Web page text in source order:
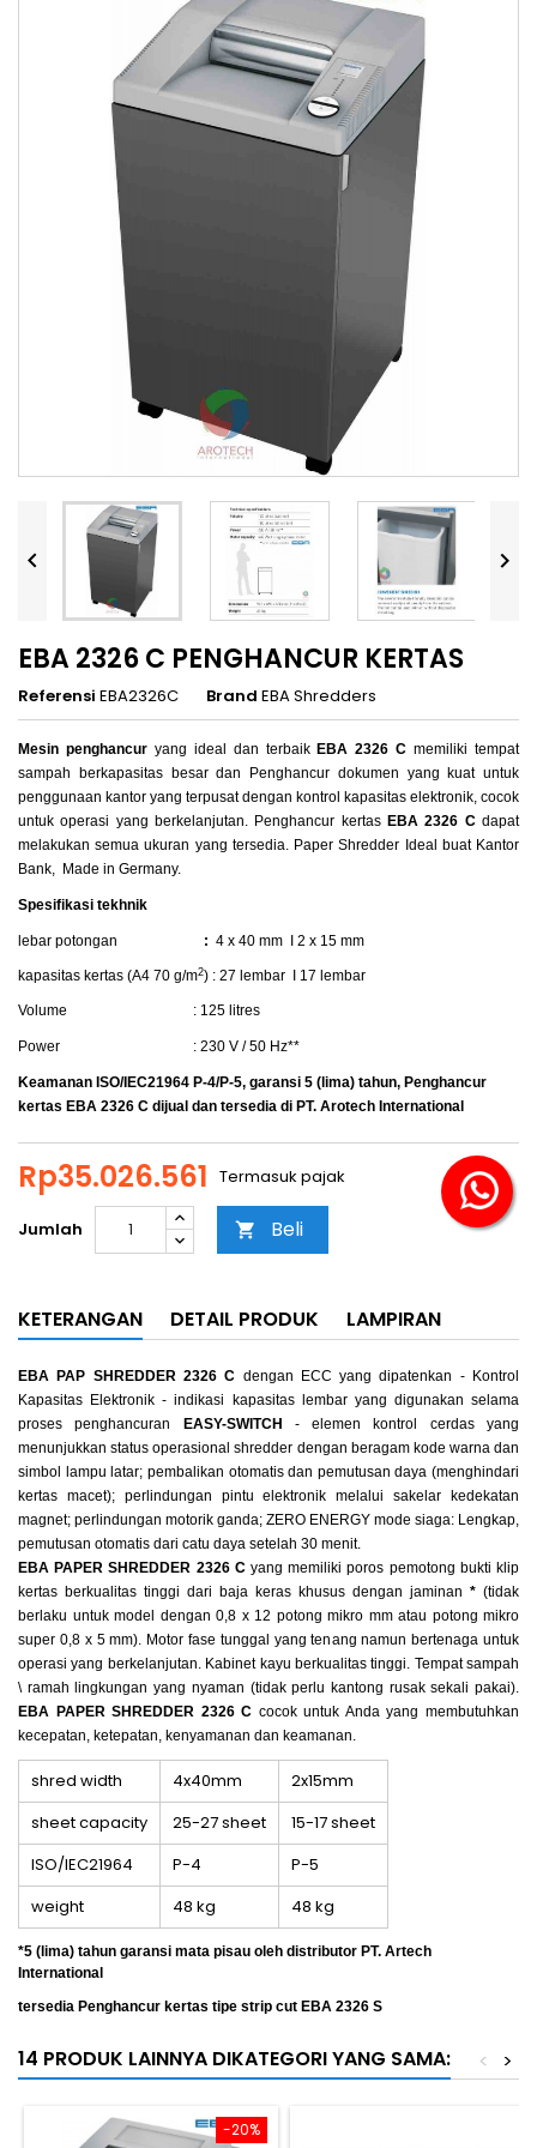
 
EBA 2326 C PENGHANCUR KERTAS
Referensi EBA2326C Brand EBA Shredders
Mesin penghancur yang ideal dan terbaik EBA 2326 C memiliki tempat
sampah berkapasitas besar dan Penghancur dokumen yang kuat untuk
penggunaan kantor yang terpusat dengan kontrol kapasitas elektronik, cocok
untuk operasi yang berkelanjutan. Penghancur kertas EBA 2326 Cdapat
melakukan semua ukuran yang tersedia. Paper Shredder Ideal buat Kantor
Bank, Made in Germany.
Spesifikasi tekhnik
lebar potongan : 4 x 40 mm I 2 x 15 mm
kapasitas kertas (A4 70 g/m2) : 27 lembar I 17 lembar
Volume : 125 litres
Power : 230 V / 50 Hz**
Keamanan ISO/IEC21964 P-4/P-5, garansi 5 (lima) tahun, Penghancur
kertas EBA 2326 C dijual dan tersedia di PT. Arotech International
Rp35.026.561 Termasuk pajak
Jumlah  Beli
KETERANGAN DETAIL PRODUK LAMPIRAN
EBA PAP SHREDDER 2326 C dengan ECC yang dipatenkan - Kontrol
Kapasitas Elektronik - indikasi kapasitas lembar yang digunakan selama
proses penghancuran
EASY-SWITCH
- elemen kontrol cerdas yang
menunjukkan status operasional shredder dengan beragam kode warna dan
simbol lampu latar; pembalikan otomatis dan pemutusan daya (menghindari
kertas macet); perlindungan pintu elektronik melalui sakelar kedekatan
magnet; perlindungan motorik ganda; ZERO ENERGY mode siaga: Lengkap,
pemutusan otomatis dari catu daya setelah 30 menit.
EBA PAPER SHREDDER 2326 Cyang memiliki poros pemotong bukti klip
kertas berkualitas tinggi dari baja keras khusus dengan jaminan * (tidak
berlaku untuk model dengan 0,8 x 12 potong mikro mm atau potong mikro
super 0,8 x 5 mm). Motor fase tunggal yang tenang namun bertenaga untuk
operasi yang berkelanjutan. Kabinet kayu berkualitas tinggi. Tempat sampah
\ ramah lingkungan yang nyaman (tidak perlu kantong rusak sekali pakai).
EBA PAPER SHREDDER 2326 C cocok untuk Anda yang membutuhkan
kecepatan, ketepatan, kenyamanan dan keamanan.
shred width 4x40mm
2x15mm
sheet capacity
25-27 sheet
15-17 sheet
ISO/IEC21964
P-4
P-5
weight
48 kg 48 kg
*5 (lima) tahun garansi mata pisau oleh distributor PT. Artech
International
tersedia Penghancur kertas tipe strip cut EBA 2326 S
14 PRODUK LAINNYA DIKATEGORI YANG SAMA: >
<
-20%